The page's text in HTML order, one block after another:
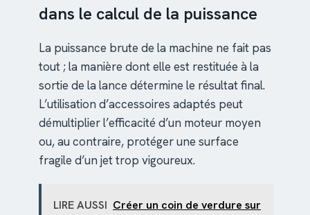
dans le calcul de la puissance
La puissance brute de la machine ne fait pas
tout ; la manière dont elle est restituée à la
sortie de la lance détermine le résultat final.
L’utilisation d’accessoires adaptés peut
démultiplier l’efficacité d’un moteur moyen
ou, au contraire, protéger une surface
fragile d’un jet trop vigoureux.
LIRE AUSSI Créer un coin de verdure sur